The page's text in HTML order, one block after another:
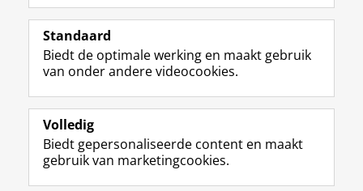
Volg de RUG
F
a
e
b
o
p
a
L
i
k
e
I
-
p
R
S
-
f
e
R
I
n
t
r
m
Y
o
T
e
k
Studiekiezers
Alumni
Over ons
Standaard
Biedt de optimale werking en maakt gebruik
van onder andere videocookies.
Volledig
Biedt gepersonaliseerde content en maakt
gebruik van marketingcookies.